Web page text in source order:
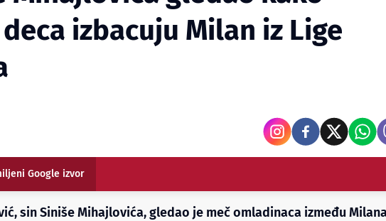
izbacuju Milan iz Lige
Google izvor
sin Siniše Mihajlovića, gledao je meč omladinaca između